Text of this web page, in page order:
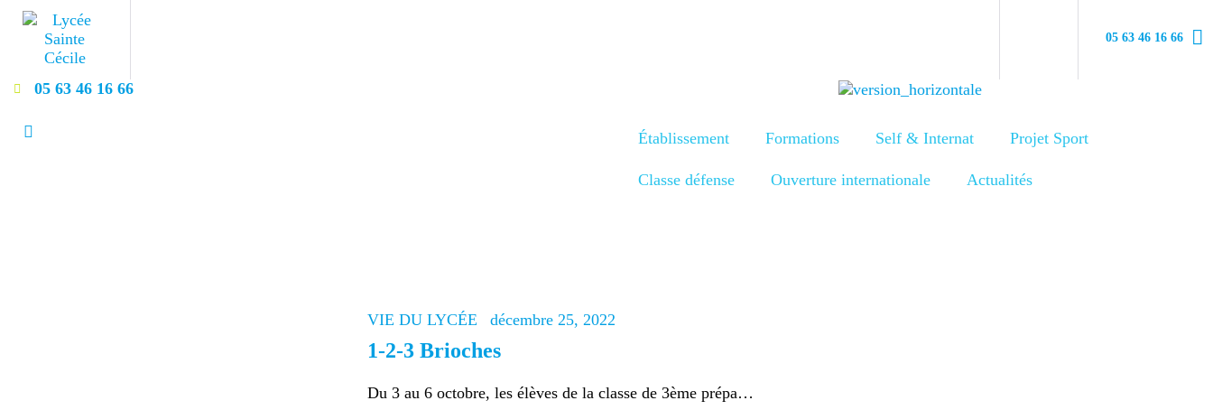
05 63 46 16 66
05 63 46 16 66
Établissement Formations Self & Internat Projet Sport
Classe défense Ouverture internationale Actualités
SELF & INTERNAT
INTERNATIONALE
ACTUALITÉS
VIE DU LYCÉE décembre 25, 2022
1-2-3 Brioches
Du 3 au 6 octobre, les élèves de la classe de 3ème prépa…